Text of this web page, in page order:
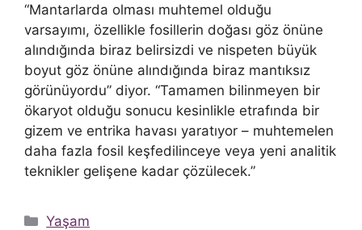
“Mantarlarda olması muhtemel olduğu
varsayımı, özellikle fosillerin doğası göz önüne
alındığında biraz belirsizdi ve nispeten büyük
boyut göz önüne alındığında biraz mantıksız
görünüyordu” diyor. “Tamamen bilinmeyen bir
ökaryot olduğu sonucu kesinlikle etrafında bir
gizem ve entrika havası yaratıyor – muhtemelen
daha fazla fosil keşfedilinceye veya yeni analitik
teknikler gelişene kadar çözülecek.”
Kategoriler
Yaşam